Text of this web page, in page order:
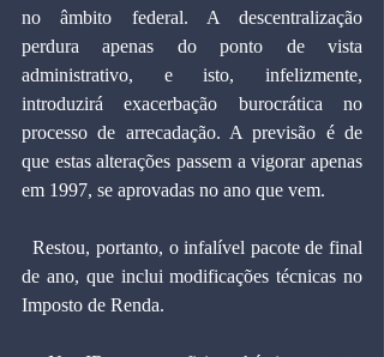
no âmbito federal. A descentralização
perdura apenas do ponto de vista
administrativo, e isto, infelizmente,
introduzirá exacerbação burocrática no
processo de arrecadação. A previsão é de
que estas alterações passem a vigorar apenas
em 1997, se aprovadas no ano que vem.
  Restou, portanto, o infalível pacote de final
de ano, que inclui modificações técnicas no
Imposto de Renda.